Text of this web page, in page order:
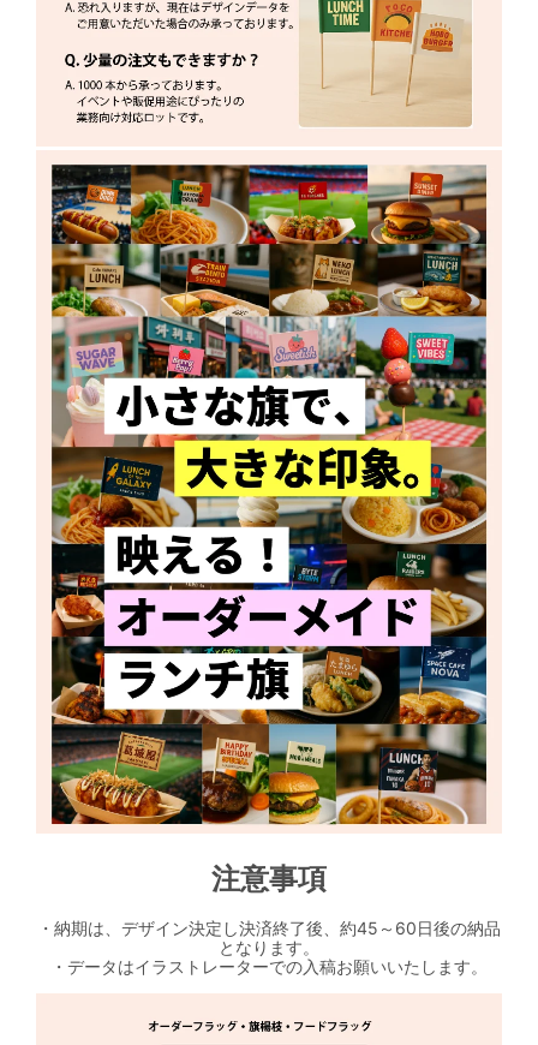
注意事項
・納期は、デザイン決定し決済終了後、約45～60日後の納品
となります。
・データはイラストレーターでの入稿お願いいたします。